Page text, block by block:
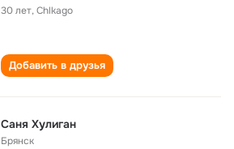
30 лет,Chlkago
Добавить в друзья
Саня Хулиган
Брянск